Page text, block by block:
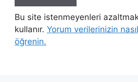
Bu site istenmeyenleri
kullanır. Yorum verilerinizin
öğrenin.